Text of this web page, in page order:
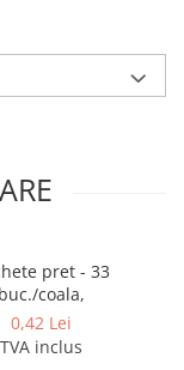
pret - 33
buc./coala,
0,42 Lei
TVA inclus